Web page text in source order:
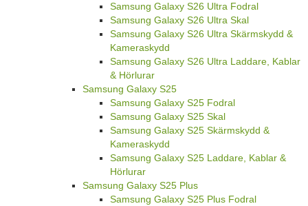
Samsung Galaxy S26 Ultra Fodral
Samsung Galaxy S26 Ultra Skal
Samsung Galaxy S26 Ultra Skärmskydd &
Kameraskydd
Samsung Galaxy S26 Ultra Laddare, Kablar
& Hörlurar
Samsung Galaxy S25
Samsung Galaxy S25 Fodral
Samsung Galaxy S25 Skal
Samsung Galaxy S25 Skärmskydd &
Kameraskydd
Samsung Galaxy S25 Laddare, Kablar &
Hörlurar
Samsung Galaxy S25 Plus
Samsung Galaxy S25 Plus Fodral